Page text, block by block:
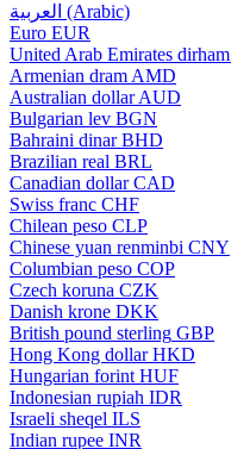
العربية (Arabic)
Euro EUR
United Arab Emirates dirham
Armenian dram AMD
Australian dollar AUD
Bulgarian lev BGN
Bahraini dinar BHD
Brazilian real BRL
Canadian dollar CAD
Swiss franc CHF
Chilean peso CLP
Chinese yuan renminbi CNY
Columbian peso COP
Czech koruna CZK
Danish krone DKK
British pound sterling GBP
Hong Kong dollar HKD
Hungarian forint HUF
Indonesian rupiah IDR
Israeli sheqel ILS
Indian rupee INR